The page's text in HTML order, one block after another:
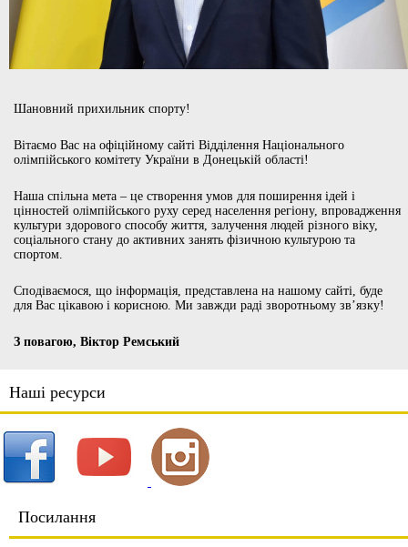
Шановний прихильник спорту!
Вітаємо Вас на офіційному сайті Відділення Національного
олімпійського комітету України в Донецькій області!
Наша спільна мета – це створення умов для поширення ідей і
цінностей олімпійського руху серед населення регіону, впровадження
культури здорового способу життя, залучення людей різного віку,
соціального стану до активних занять фізичною культурою та
спортом.
Сподіваємося, що інформація, представлена на нашому сайті, буде
для Вас цікавою і корисною. Ми завжди раді зворотньому зв’язку!
З повагою, Віктор Ремський
Наші ресурси
Посилання